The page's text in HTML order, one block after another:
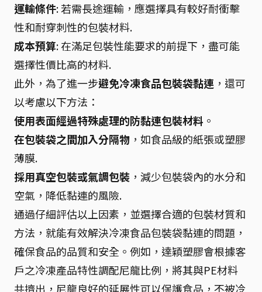
運輸條件: 若需長途運輸，應選擇具有較好耐衝擊
性和耐穿刺性的包裝材料.
成本預算: 在滿足包裝性能要求的前提下，盡可能
選擇性價比高的材料.
此外，為了進一步避免冷凍食品包裝袋黏連 ，還可
以考慮以下方法：
使用表面經過特殊處理的防黏連包裝材料 。
在包裝袋之間加入分隔物 ，如食品級的紙張或塑膠
薄膜.
採用真空包裝或氣調包裝 ，減少包裝袋內的水分和
空氣，降低黏連的風險.
通過仔細評估以上因素，並選擇合適的包裝材質和
方法，就能有效解決冷凍食品包裝袋黏連的問題，
確保食品的品質和安全。例如，達穎塑膠會根據客
戶之冷凍產品特性調配尼龍比例，將其與PE材料
共擠出，尼龍良好的延展性可以保護食品，不被冷